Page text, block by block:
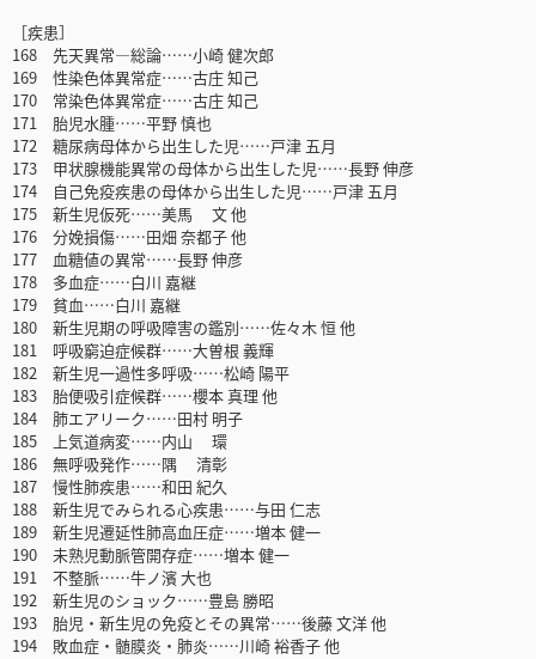
［疾患］
168 先天異常―総論……小崎 健次郎
169 性染色体異常症……古庄 知己
170 常染色体異常症……古庄 知己
171 胎児水腫……平野 慎也
172 糖尿病母体から出生した児……戸津 五月
173 甲状腺機能異常の母体から出生した児……長野 伸彦
174 自己免疫疾患の母体から出生した児……戸津 五月
175 新生児仮死……美馬 文 他
176 分娩損傷……田畑 奈都子 他
177 血糖値の異常……長野 伸彦
178 多血症……白川 嘉継
179 貧血……白川 嘉継
180 新生児期の呼吸障害の鑑別……佐々木 恒 他
181 呼吸窮迫症候群……大曽根 義輝
182 新生児一過性多呼吸……松崎 陽平
183 胎便吸引症候群……櫻本 真理 他
184 肺エアリーク……田村 明子
185 上気道病変……内山 環
186 無呼吸発作……隅 清彰
187 慢性肺疾患……和田 紀久
188 新生児でみられる心疾患……与田 仁志
189 新生児遷延性肺高血圧症……増本 健一
190 未熟児動脈管開存症……増本 健一
191 不整脈……牛ノ濱 大也
192 新生児のショック……豊島 勝昭
193 胎児・新生児の免疫とその異常……後藤 文洋 他
194 敗血症・髄膜炎・肺炎……川崎 裕香子 他